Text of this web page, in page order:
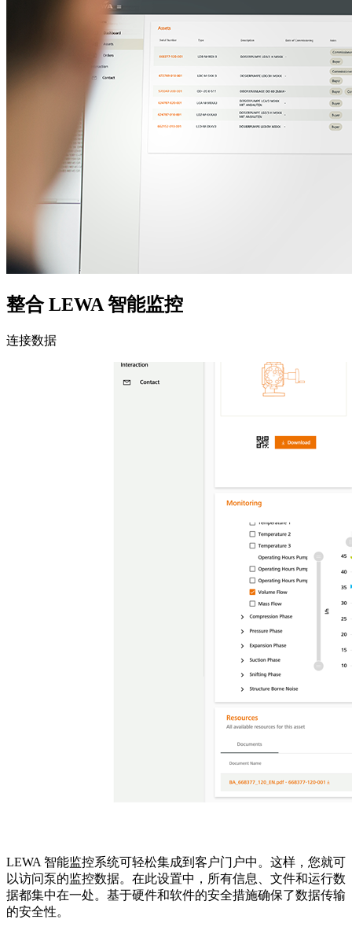
整合 LEWA 智能监控
连接数据
LEWA 智能监控系统可轻松集成到客户门户中。这样，您就可
以访问泵的监控数据。在此设置中，所有信息、文件和运行数
据都集中在一处。基于硬件和软件的安全措施确保了数据传输
的安全性。